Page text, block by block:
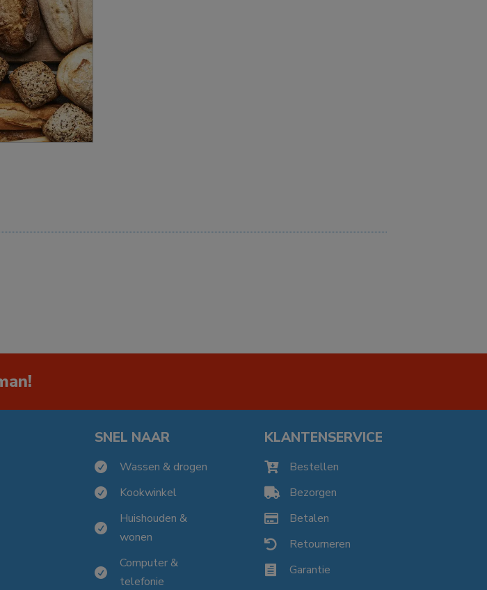
SNEL NAAR
 Wassen & drogen
 Kookwinkel

Huishouden &
wonen

Computer &
telefonie
KLANTENSERVICE
 Bestellen
 Bezorgen
 Betalen
 Retourneren
 Garantie